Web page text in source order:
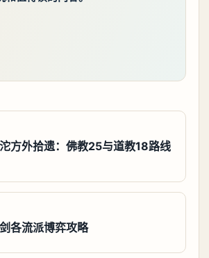
方外拾遗：佛教25与道教18路线
各流派博弈攻略